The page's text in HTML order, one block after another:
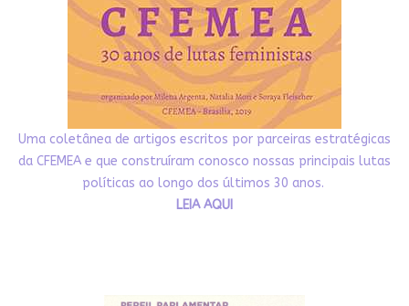
Uma coletânea de artigos escritos por parceiras estratégicas
da CFEMEA e que construíram conosco nossas principais lutas
políticas ao longo dos últimos 30 anos.
LEIA AQUI